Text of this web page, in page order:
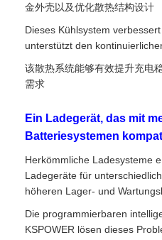
金外壳以及优化散热结构设计
Dieses Kühlsystem
unterstützt den
该散热系统能够有效提升充电
需求
Ein Ladegerät, das mit
Batteriesystemen
Herkömmliche Ladesysteme
Ladegeräte für
höheren Lager- und
Die programmierbaren
KSPOWER lösen dieses